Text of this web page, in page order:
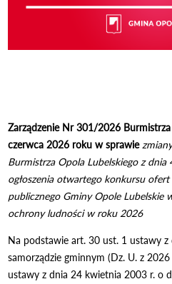
Zarządzenie Nr 301/2026
czerwca 2026 rokuw sprawie
Burmistrza Opola Lubelskiego z
ogłoszenia otwartego konkursu ofert
publicznego Gminy Opole Lubelskie
ochrony ludności w roku 2026
Na podstawie art. 30 ust. 1 ustawy
samorządzie gminnym (Dz. U. z
ustawy z dnia 24 kwietnia 2003 r. o